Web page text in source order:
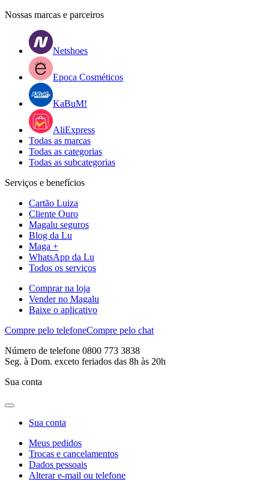
Nossas marcas e parceiros
Netshoes
Epoca Cosméticos
KaBuM!
AliExpress
Todas as marcas
Todas as categorias
Todas as subcategorias
Serviços e benefícios
Cartão Luiza
Cliente Ouro
Magalu seguros
Blog da Lu
Maga +
WhatsApp da Lu
Todos os serviços
Comprar na loja
Vender no Magalu
Baixe o aplicativo
Compre pelo telefoneCompre pelo chat
Número de telefone 0800 773 3838
Seg. à Dom. exceto feriados das 8h às 20h
Sua conta
Sua conta
Meus pedidos
Trocas e cancelamentos
Dados pessoais
Alterar e-mail ou telefone